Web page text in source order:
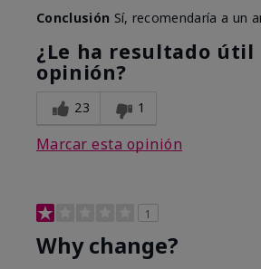
Conclusión Sí, recomendaría a un
¿Le ha resultado útil
opinión?
23 1
Marcar esta opinión
1
Why change?